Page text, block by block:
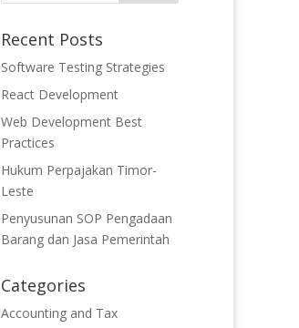
Recent Posts
Software Testing Strategies
React Development
Web Development Best
Practices
Hukum Perpajakan Timor-
Leste
Penyusunan SOP Pengadaan
Barang dan Jasa Pemerintah
Categories
Accounting and Tax